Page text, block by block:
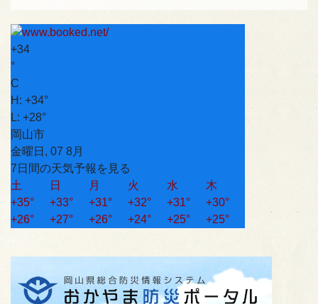
+34
°
C
H: +34°
L: +28°
岡山市
金曜日, 07 8月
7日間の天気予報を見る
土
日 月 火 水
木
+35° +33° +31° +32° +31° +30°
+26° +27° +26° +24° +25° +25°